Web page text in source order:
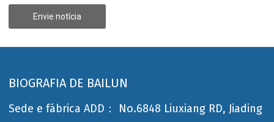
Envie notícia
BIOGRAFIA DE BAILUN
Sede e fábrica ADD： No.6848 Liuxiang RD, Jiading